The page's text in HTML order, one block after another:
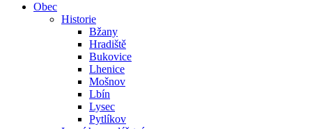
Obec
Historie
Bžany
Hradiště
Bukovice
Lhenice
Mošnov
Lbín
Lysec
Pytlíkov